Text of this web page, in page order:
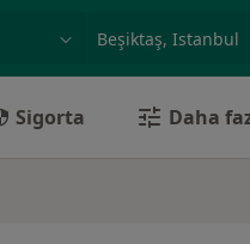
Sigorta Daha